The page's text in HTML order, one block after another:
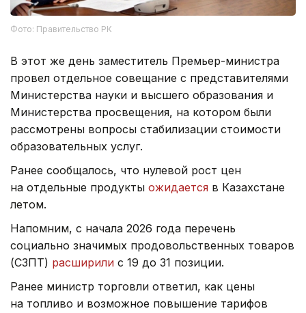
Фото: Правительство РК
В этот же день заместитель Премьер-министра
провел отдельное совещание с представителями
Министерства науки и высшего образования и
Министерства просвещения, на котором были
рассмотрены вопросы стабилизации стоимости
образовательных услуг.
Ранее сообщалось, что нулевой рост цен
на отдельные продукты ожидается в Казахстане
летом.
Напомним, с начала 2026 года перечень
социально значимых продовольственных товаров
(СЗПТ) расширили с 19 до 31 позиции.
Ранее министр торговли ответил, как цены
на топливо и возможное повышение тарифов